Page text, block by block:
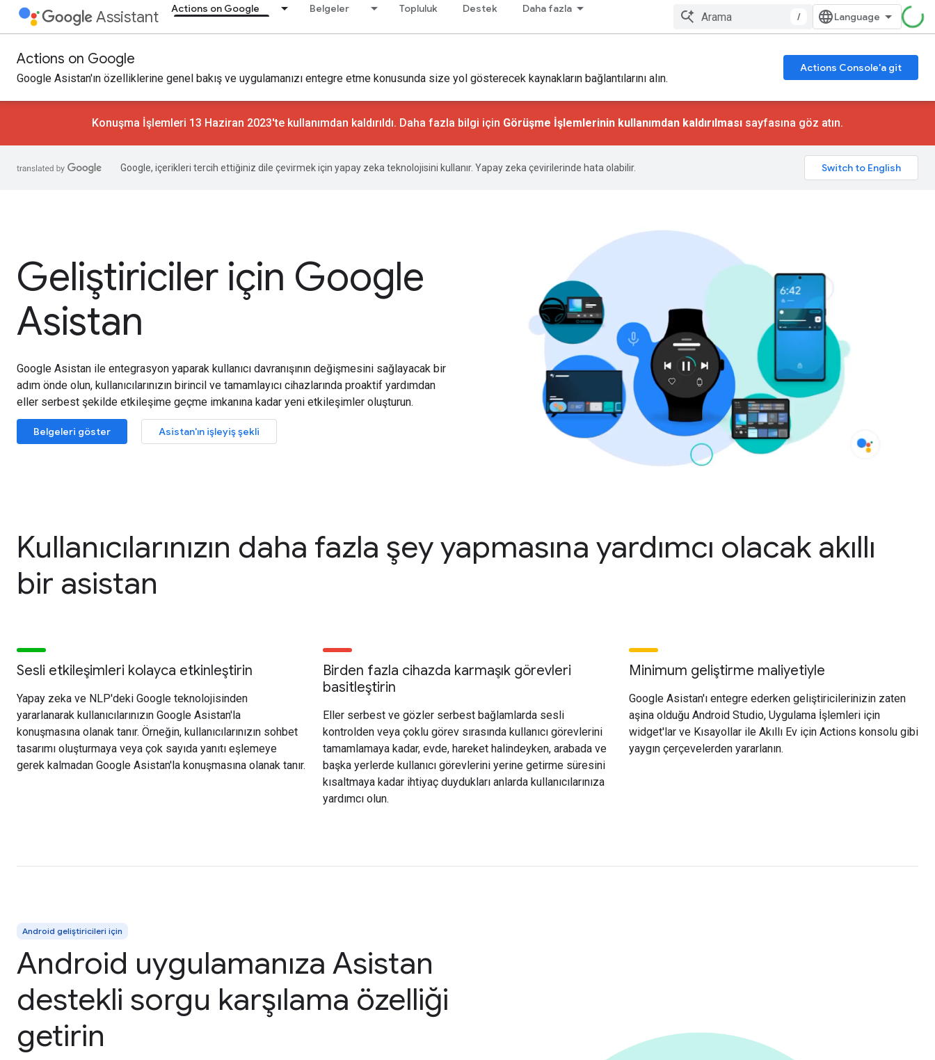
Assistant Actions on Google Belgeler Topluluk Destek Daha fazla
/
Actions on Google
Google Asistan'ın özelliklerine genel bakış ve uygulamanızı entegre etme konusunda size yol gösterecek kaynakların bağlantılarını alın.
Actions Console'a git
Konuşma İşlemleri 13 Haziran 2023'te kullanımdan kaldırıldı. Daha fazla bilgi için Görüşme İşlemlerinin kullanımdan kaldırılması sayfasına göz atın.
Google, içerikleri tercih ettiğiniz dile çevirmek için yapay zeka teknolojisini kullanır. Yapay zeka çevirilerinde hata olabilir.
Geliştiriciler için Google
Asistan
Google Asistan ile entegrasyon yaparak kullanıcı davranışının değişmesini sağlayacak bir
adım önde olun, kullanıcılarınızın birincil ve tamamlayıcı cihazlarında proaktif yardımdan
eller serbest şekilde etkileşime geçme imkanına kadar yeni etkileşimler oluşturun.
Belgeleri göster Asistan'ın işleyiş şekli
Kullanıcılarınızın daha fazla şey yapmasına yardımcı olacak akıllı
bir asistan
Sesli etkileşimleri kolayca etkinleştirin
Yapay zeka ve NLP'deki Google teknolojisinden
yararlanarak kullanıcılarınızın Google Asistan'la
konuşmasına olanak tanır. Örneğin, kullanıcılarınızın sohbet
tasarımı oluşturmaya veya çok sayıda yanıtı eşlemeye
gerek kalmadan Google Asistan'la konuşmasına olanak tanır.
Birden fazla cihazda karmaşık görevleri
basitleştirin
Eller serbest ve gözler serbest bağlamlarda sesli
kontrolden veya çoklu görev sırasında kullanıcı görevlerini
tamamlamaya kadar, evde, hareket halindeyken, arabada ve
başka yerlerde kullanıcı görevlerini yerine getirme süresini
kısaltmaya kadar ihtiyaç duydukları anlarda kullanıcılarınıza
yardımcı olun.
Minimum geliştirme maliyetiyle
Google Asistan'ı entegre ederken geliştiricilerinizin zaten
aşina olduğu Android Studio, Uygulama İşlemleri için
widget'lar ve Kısayollar ile Akıllı Ev için Actions konsolu gibi
yaygın çerçevelerden yararlanın.
Android geliştiricileri için
Android uygulamanıza Asistan
destekli sorgu karşılama özelliği
getirin